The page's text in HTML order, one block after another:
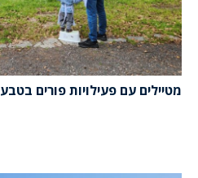
מטיילים עם פעילויות פורים בטבע